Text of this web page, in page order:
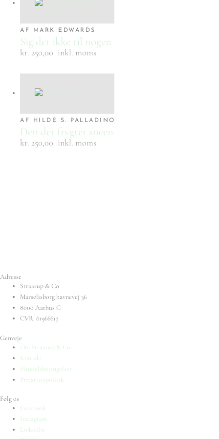
AF MARK EDWARDS
Sig det ikke til nogen
kr. 250,00 inkl. moms
AF HILDE S. PALLADINO
Den der frygter sneen
kr. 250,00 inkl. moms
Adresse
Straarup & Co
Marselisborg havnevej 36
8000 Aarhus C
CVR: 61966617
Genveje
Om Straarup & Co
Kontakt
Handelsbetingelser
Privatlivspolitik
Følg os
Facebook
Instagram
LinkedIn